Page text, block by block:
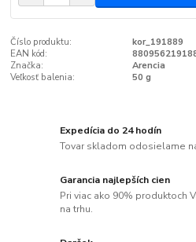
Číslo produktu:
kor_191889
EAN kód:
Značka:
Arencia
Veľkosť balenia:
50 g
Expedícia do 24 hodín
Tovar skladom odosielame
Garancia najlepších cien
Pri viac ako 90% produktoch
na trhu.